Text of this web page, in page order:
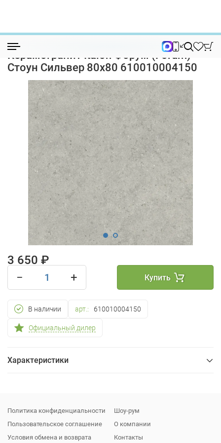
Коллекции
Континнум (Kontinuum)
Керамогранит Italon Форум (Forum) Сто...
Керамогранит Italon Форум (Forum)
Стоун Сильвер 80х80 610010004150
3 650 ₽
−
+ Купить
В наличии арт.: 610010004150
Официальный дилер
Характеристики
Упаковка
Политика конфиденциальности
Пользовательское соглашение
Условия обмена и возврата
Шоу-рум
О компании
Контакты